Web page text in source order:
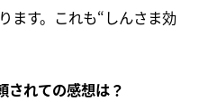
ます。これも“しんさま効
れての感想は？